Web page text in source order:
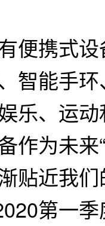
便携式
智能手
乐、运
作为未来
贴近我
第一